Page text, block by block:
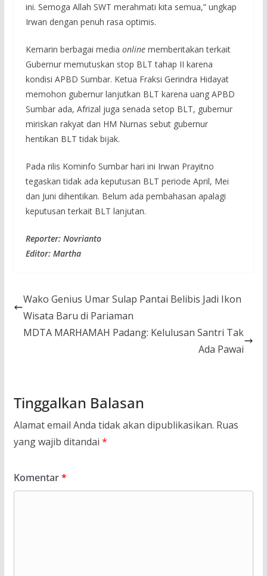
ini. Semoga Allah SWT merahmati kita semua,” ungkap
Irwan dengan penuh rasa optimis.
Kemarin berbagai media online memberitakan terkait
Gubernur memutuskan stop BLT tahap II karena
kondisi APBD Sumbar. Ketua Fraksi Gerindra Hidayat
memohon gubernur lanjutkan BLT karena uang APBD
Sumbar ada, Afrizal juga senada setop BLT, gubernur
miriskan rakyat dan HM Nurnas sebut gubernur
hentikan BLT tidak bijak.
Pada rilis Kominfo Sumbar hari ini Irwan Prayitno
tegaskan tidak ada keputusan BLT periode April, Mei
dan Juni dihentikan. Belum ada pembahasan apalagi
keputusan terkait BLT lanjutan.
Reporter: Novrianto
Editor: Martha
Wako Genius Umar Sulap Pantai Belibis Jadi Ikon
Wisata Baru di Pariaman
MDTA MARHAMAH Padang: Kelulusan Santri Tak
Ada Pawai
Tinggalkan Balasan
Alamat email Anda tidak akan dipublikasikan. Ruas
yang wajib ditandai *
Komentar*